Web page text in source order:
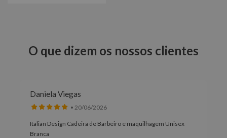
O que dizem os nossos clientes
Daniela Viegas
• 20/06/2026
Italian Design Cadeira de Barbeiro e maquilhagem Unisex
Branca